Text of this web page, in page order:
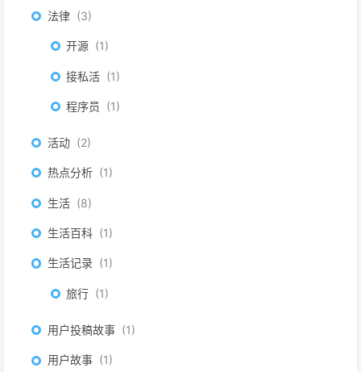
法律 3
开源 1
接私活 1
程序员 1
活动 2
热点分析 1
生活 8
生活百科 1
生活记录 1
旅行 1
用户投稿故事 1
用户故事 1